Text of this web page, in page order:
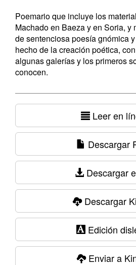
Poemario que incluye los
Machado en Baeza y en Soria, y
de sentenciosa poesía gnómica
hecho de la creación poética,
algunas galerías y los primeros
conocen.
Leer en
Descargar
Descargar
Descargar
Edición
Enviar a